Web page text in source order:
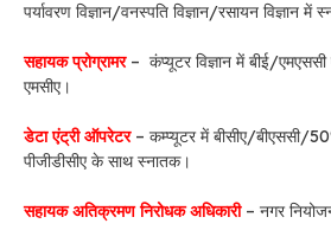
पर्यावरण विज्ञान/वनस्पति विज्ञान/रसायन विज्ञान में
सहायक प्रोग्रामर– कंप्यूटर विज्ञान में बीई/
एमसीए।
डेटा एंट्री ऑपरेटर– कम्प्यूटर में बीसीए/बीएससी/
पीजीडीसीए के साथ स्नातक।
सहायक अतिक्रमण निरोधक अधिकारी– नगर